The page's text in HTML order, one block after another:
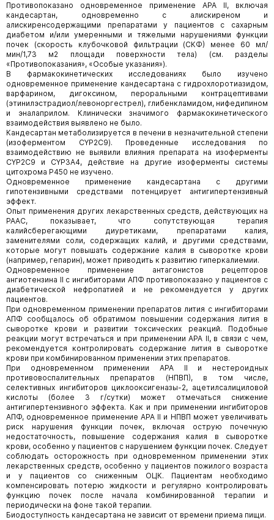
Противопоказано одновременное применение АРА II, включая
кандесартан, одновременно с алискиреном и
алискиренсодержащими препаратами у пациентов с сахарным
диабетом и/или умеренными и тяжелыми нарушениями функции
почек (скорость клубочковой фильтрации (СКФ) менее 60 мл/
мин/1,73 м2 площади поверхности тела) (см. разделы
«Противопоказания», «Особые указания»).
В фармакокинетических исследованиях было изучено
одновременное применение кандесартана с гидрохлоротиазидом,
варфарином, дигоксином, пероральными контрацептивами
(этинилэстрадиол/левоноргестрел), глибенкламидом, нифедипином
и эналаприлом. Клинически значимого фармакокинетического
взаимодействия выявлено не было.
Кандесартан метаболизируется в печени в незначительной степени
(изоферментом CYP2C9). Проведенные исследования по
взаимодействию не выявили влияния препарата на изоферменты
CYP2C9 и CYP3A4, действие на другие изоферменты системы
цитохрома Р450 не изучено.
Одновременное применение кандесартана с другими
гипотензивными средствами потенцирует антигипертензивный
эффект.
Опыт применения других лекарственных средств, действующих на
РААС, показывает, что сопутствующая терапия
калийсберегающими диуретиками, препаратами калия,
заменителями соли, содержащих калий, и другими средствами,
которые могут повышать содержание калия в сыворотке крови
(например, гепарин), может приводить к развитию гиперкалиемии.
Одновременное применение антагонистов рецепторов
ангиотензина II с ингибиторами АПФ противопоказано у пациентов с
диабетической нефропатией и не рекомендуется у других
пациентов.
При одновременном применении препаратов лития с ингибиторами
АПФ сообщалось об обратимом повышении содержания лития в
сыворотке крови и развитии токсических реакций. Подобные
реакции могут встречаться и при применении АРА II, в связи с чем,
рекомендуется контролировать содержание лития в сыворотке
крови при комбинированном применении этих препаратов.
При одновременном применении АРА II и нестероидных
противовоспалительных препаратов (НПВП), в том числе,
селективных ингибиторов циклооксигеназы-2, ацетилсалициловой
кислоты (более 3 г/сутки) может отмечаться снижение
антигипертензивного эффекта. Как и при применении ингибиторов
АПФ, одновременное применение АРА II и НПВП может увеличивать
риск нарушения функции почек, включая острую почечную
недостаточность, повышение содержания калия в сыворотке
крови, особенно у пациентов с нарушением функции почек. Следует
соблюдать осторожность при одновременном применении этих
лекарственных средств, особенно у пациентов пожилого возраста
и у пациентов со сниженным ОЦК. Пациентам необходимо
компенсировать потерю жидкости и регулярно контролировать
функцию почек после начала комбинированной терапии и
периодически на фоне такой терапии.
Биодоступность кандесартана не зависит от времени приема пищи.